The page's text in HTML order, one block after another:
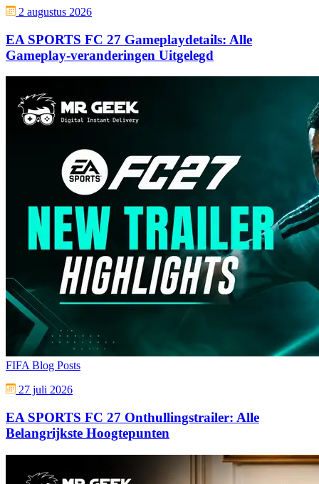
2 augustus 2026
EA SPORTS FC 27 Gameplaydetails: Alle
Gameplay-veranderingen Uitgelegd
FIFA Blog Posts
27 juli 2026
EA SPORTS FC 27 Onthullingstrailer: Alle
Belangrijkste Hoogtepunten